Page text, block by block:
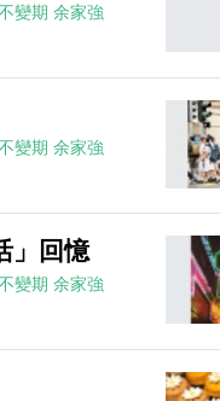
變期 余家強
變期 余家強
」回憶
變期 余家強